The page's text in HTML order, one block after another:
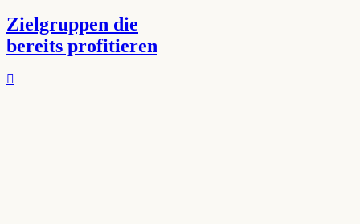
Zielgruppen die
bereits profitieren